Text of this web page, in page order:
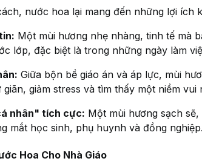
nước hoa lại mang đến những lợi ích
Một mùi hương nhẹ nhàng, tinh tế mà
lớp, đặc biệt là trong những ngày làm
Giữa bộn bề giáo án và áp lực, mùi
giảm stress và tìm thấy một niềm
nhân" tích cực: Một mùi hương sạch
mắt học sinh, phụ huynh và đồng nghiệp.
Hoa Cho Nhà Giáo